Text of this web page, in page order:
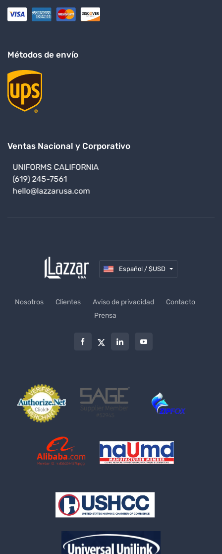
Métodos de envío
Ventas Nacional y Corporativo
UNIFORMS CALIFORNIA
(619) 245-7561
hello@lazzarusa.com
Español / $USD
Nosotros Clientes Aviso de privacidad
Contacto
Prensa